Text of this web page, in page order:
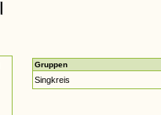
Gruppen
Singkreis